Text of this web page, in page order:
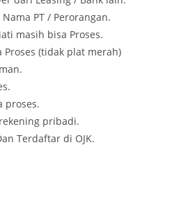
PT / Perorangan.
masih bisa Proses.
Proses (tidak plat merah)
proses.
pribadi.
Terdaftar di OJK.